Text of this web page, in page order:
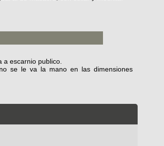
escarnio publico.
se le va la mano en las dimensiones